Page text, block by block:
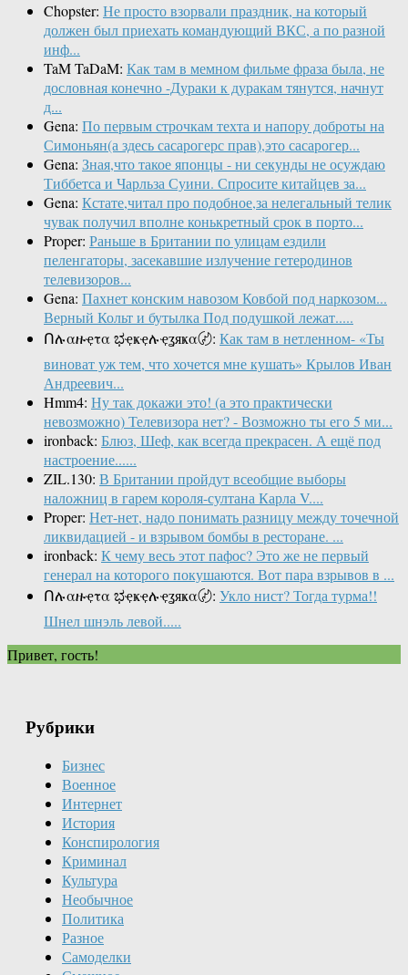
Chopster: Не просто взорвали праздник, на который
должен был приехать командующий ВКС, а по разной
инф...
TaM TaDaM: Как там в мемном фильме фраза была, не
дословная конечно -Дураки к дуракам тянутся, начнут
д...
Gena: По первым строчкам техта и напору доброты на
Симоньян(а здесь сасарогерс прав),это сасарогер...
Gena: Зная,что такое японцы - ни секунды не осуждаю
Тиббетса и Чарльза Суини. Спросите китайцев за...
Gena: Кстате,читал про подобное,за нелегальный телик
чувак получил вполне конькретный срок в порто...
Proper: Раньше в Британии по улицам ездили
пеленгаторы, засекавшие излучение гетеродинов
телевизоров...
Gena: Пахнет конским навозом Ковбой под наркозом...
Верный Кольт и бутылка Под подушкой лежат.....
Ոሉαዙҿτα ಭҿҝҿሉҿʓяҝα〄: Как там в нетленном- «Ты
виноват уж тем, что хочется мне кушать» Крылов Иван
Андреевич...
Hmm4: Ну так докажи это! (а это практически
невозможно) Телевизора нет? - Возможно ты его 5 ми...
ironback: Блюз, Шеф, как всегда прекрасен. А ещё под
настроение......
ZIL.130: В Британии пройдут всеобщие выборы
наложниц в гарем короля-султана Карла V....
Proper: Нет-нет, надо понимать разницу между точечной
ликвидацией - и взрывом бомбы в ресторане. ...
ironback: К чему весь этот пафос? Это же не первый
генерал на которого покушаются. Вот пара взрывов в ...
Ոሉαዙҿτα ಭҿҝҿሉҿʓяҝα〄: Укло нист? Тогда турма!!
Шнел шнэль левой.....
Привет, гость!
Рубрики
Бизнес
Военное
Интернет
История
Конспирология
Криминал
Культура
Необычное
Политика
Разное
Самоделки